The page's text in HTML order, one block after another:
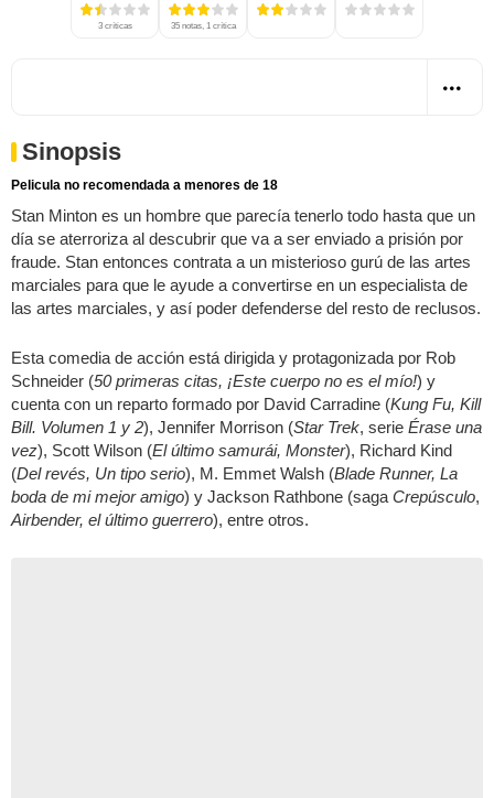
3 críticas 35 notas, 1 crítica
Sinopsis
Pelicula no recomendada a menores de 18
Stan Minton es un hombre que parecía tenerlo todo hasta que un
día se aterroriza al descubrir que va a ser enviado a prisión por
fraude. Stan entonces contrata a un misterioso gurú de las artes
marciales para que le ayude a convertirse en un especialista de
las artes marciales, y así poder defenderse del resto de reclusos.
Esta comedia de acción está dirigida y protagonizada por Rob
Schneider (50 primeras citas, ¡Este cuerpo no es el mío!) y
cuenta con un reparto formado por David Carradine (Kung Fu, Kill
Bill. Volumen 1 y 2), Jennifer Morrison (Star Trek, serie Érase una
vez), Scott Wilson (El último samurái, Monster), Richard Kind
(Del revés, Un tipo serio), M. Emmet Walsh (Blade Runner, La
boda de mi mejor amigo) y Jackson Rathbone (saga Crepúsculo,
Airbender, el último guerrero), entre otros.